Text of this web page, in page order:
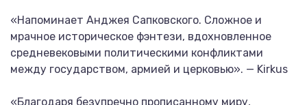
«Напоминает Анджея Сапковского. Сложное и
мрачное историческое фэнтези, вдохновленное
средневековыми политическими конфликтами
между государством, армией и церковью». — Kirkus
«Благодаря безупречно прописанному миру,